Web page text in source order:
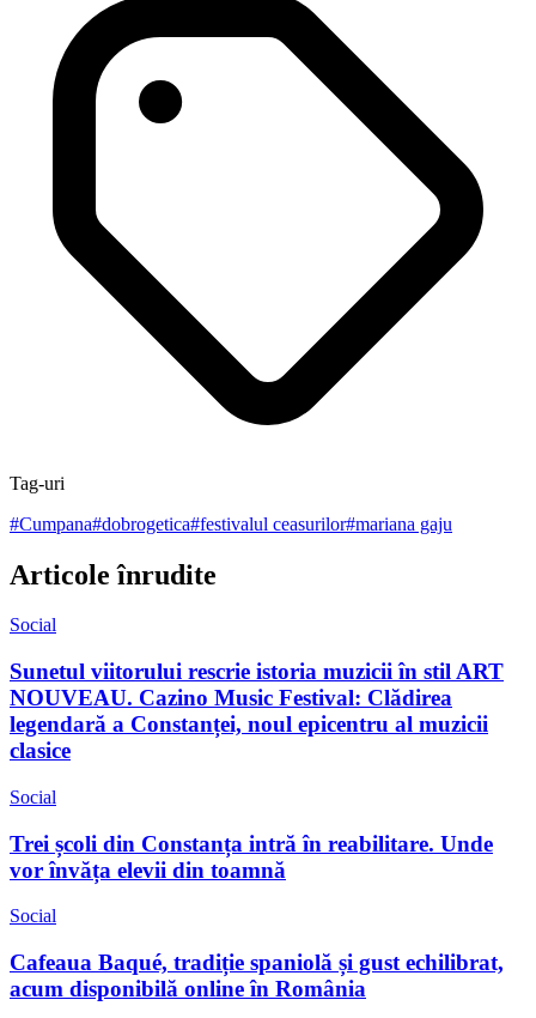
Tag-uri
#Cumpana#dobrogetica#festivalul ceasurilor#mariana gaju
Articole înrudite
Social
Sunetul viitorului rescrie istoria muzicii în stil ART
NOUVEAU. Cazino Music Festival: Clădirea
legendară a Constanței, noul epicentru al muzicii
clasice
Social
Trei școli din Constanța intră în reabilitare. Unde
vor învăța elevii din toamnă
Social
Cafeaua Baqué, tradiție spaniolă și gust echilibrat,
acum disponibilă online în România